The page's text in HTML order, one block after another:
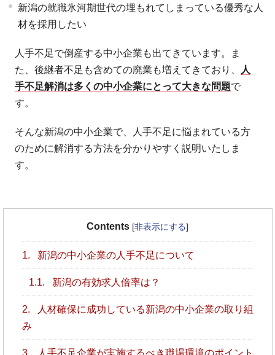
新潟の就職氷河期世代の埋もれてしまっている優秀な人
材を採用したい
人手不足で倒産する中小企業も出てきています。ま
た、後継者不足も含めての廃業も増えてきており、
人
手不足解消は多くの中小企業にとって大きな問題で
す。
そんな新潟の中小企業で、人手不足に悩まれている方
のために解消する方法を分かりやすく説明いたしま
す。
Contents [非表示にする]
1. 新潟の中小企業の人手不足について
1.1. 新潟の有効求人倍率は？
2.
人材確保に成功している新潟の中小企業の取り組
み
3. 人手不足企業が実施するべき職場環境のポイント